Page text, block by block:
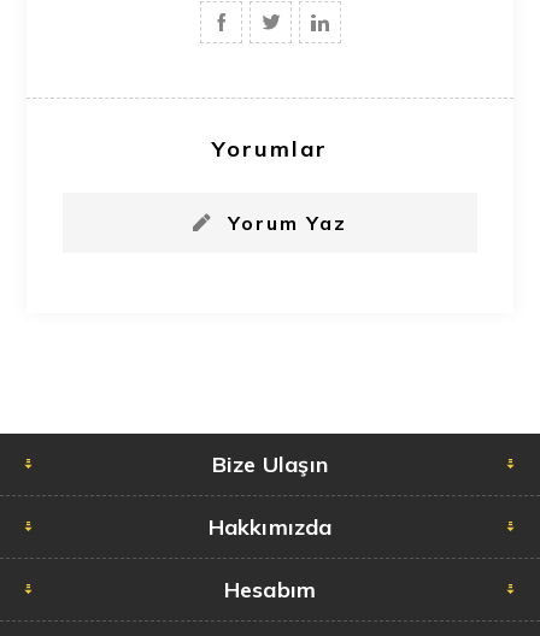
Yorumlar
Yorum Yaz
Bize Ulaşın
Hakkımızda
Hesabım